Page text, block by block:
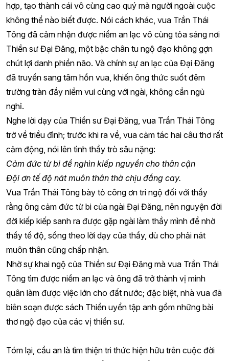
hợp, tạo thành cái vô cùng cao quý mà người ngoài cuộc
không thể nào biết được. Nói cách khác, vua Trần Thái
Tông đã cảm nhận được niềm an lạc vô cùng tỏa sáng nơi
Thiền sư Đại Đăng, một bậc chân tu ngộ đạo không gợn
chút lợi danh phiền não. Và chính sự an lạc của Đại Đăng
đã truyền sang tâm hồn vua, khiến ông thức suốt đêm
trường tràn đầy niềm vui cùng với ngài, không cần ngủ
nghỉ.
Nghe lời dạy của Thiền sư Đại Đăng, vua Trần Thái Tông
trở về triều đình; trước khi ra về, vua cảm tác hai câu thơ rất
cảm động, nói lên tình thầy trò sâu nặng:
Cảm đức từ bi để nghìn kiếp nguyền cho thân cận
Đội ơn tế độ nát muôn thân thà chịu đắng cay.
Vua Trần Thái Tông bày tỏ công ơn tri ngộ đối với thầy
rằng ông cảm đức từ bi của ngài Đại Đăng, nên nguyện đời
đời kiếp kiếp sanh ra được gặp ngài làm thầy mình để nhờ
thầy tế độ, sống theo lời dạy của thầy, dù cho phải nát
muôn thân cũng chấp nhận.
Nhờ sự khai ngộ của Thiền sư Đại Đăng mà vua Trần Thái
Tông tìm được niềm an lạc và ông đã trở thành vị minh
quân làm được việc lớn cho đất nước; đặc biệt, nhà vua đã
biên soạn được sách Thiền uyển tập anh gồm những bài
thơ ngộ đạo của các vị thiền sư.
Tóm lại, cầu an là tìm thiện tri thức hiện hữu trên cuộc đời